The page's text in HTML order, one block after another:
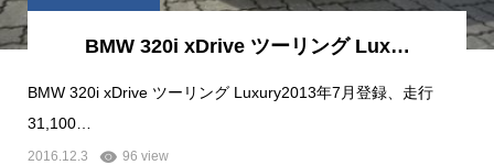
BMW 320i xDrive ツーリング Lux…
BMW 320i xDrive ツーリング Luxury2013年7月登録、走行
31,100…
2016.12.3 96 view